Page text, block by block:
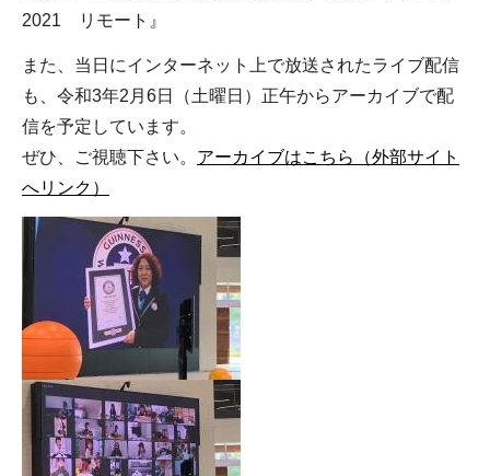
2021 リモート』
また、当日にインターネット上で放送されたライブ配信
も、令和3年2月6日（土曜日）正午からアーカイブで配
信を予定しています。
ぜひ、ご視聴下さい。 アーカイブはこちら（外部サイト
へリンク）